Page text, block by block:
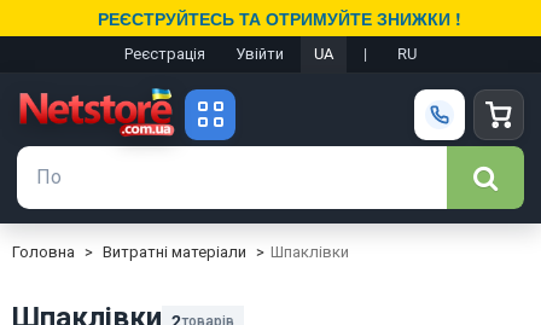
РЕЄСТРУЙТЕСЬ ТА ОТРИМУЙТЕ ЗНИЖКИ !
Реєстрація Увійти UA | RU
Головна Витратні матеріали Шпаклівки
Шпаклівки товарів